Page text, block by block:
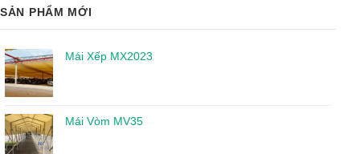
SẢN PHẨM MỚI
Mái Xếp MX2023
Mái Vòm MV35